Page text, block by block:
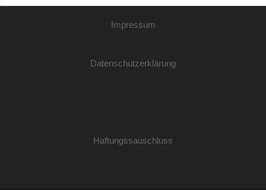
Impressum
Datenschutzerklärung
Haftungssauschluss